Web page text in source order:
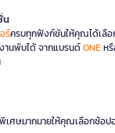
น
ร์ครบทุกฟังก์ชันให้คุณได้เลื
งานพับได้ จากแบรนด์ONEห
เศษมากมายให้คุณเลือกช้อป